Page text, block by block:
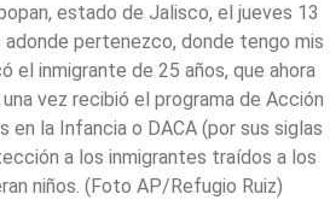
estado de Jalisco, el jueves 13
adonde pertenezco, donde tengo mis
el inmigrante de 25 años, que ahora
vez recibió el programa de Acción
en la Infancia o DACA (por sus siglas
a los inmigrantes traídos a los
niños. (Foto AP/Refugio Ruiz)